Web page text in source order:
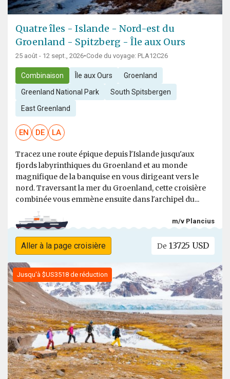
Quatre îles - Islande - Nord-est du
Groenland - Spitzberg - Île aux Ours
25 août - 12 sept., 2026•Code du voyage: PLA12C26
Combinaison Île aux Ours Groenland
Greenland National Park South Spitsbergen
East Greenland
EN DE LA
Tracez une route épique depuis l'Islande jusqu'aux
fjords labyrinthiques du Groenland et au monde
magnifique de la banquise en vous dirigeant vers le
nord. Traversant la mer du Groenland, cette croisière
combinée vous emmène ensuite dans l'archipel du...
m/v Plancius
Aller à la page croisière De 13725 USD
Jusqu'à $US3518 de réduction